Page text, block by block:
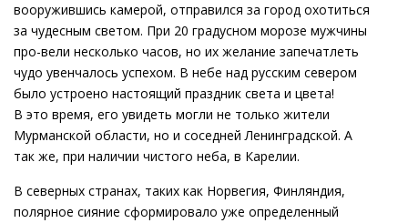
вооружившись камерой, отправился за город охотиться
за чудесным светом. При 20 градусном морозе мужчины
про-вели несколько часов, но их желание запечатлеть
чудо увенчалось успехом. В небе над русским севером
было устроено настоящий праздник света и цвета!
В это время, его увидеть могли не только жители
Мурманской области, но и соседней Ленинградской. А
так же, при наличии чистого неба, в Карелии.
В северных странах, таких как Норвегия, Финляндия,
полярное сияние сформировало уже определенный